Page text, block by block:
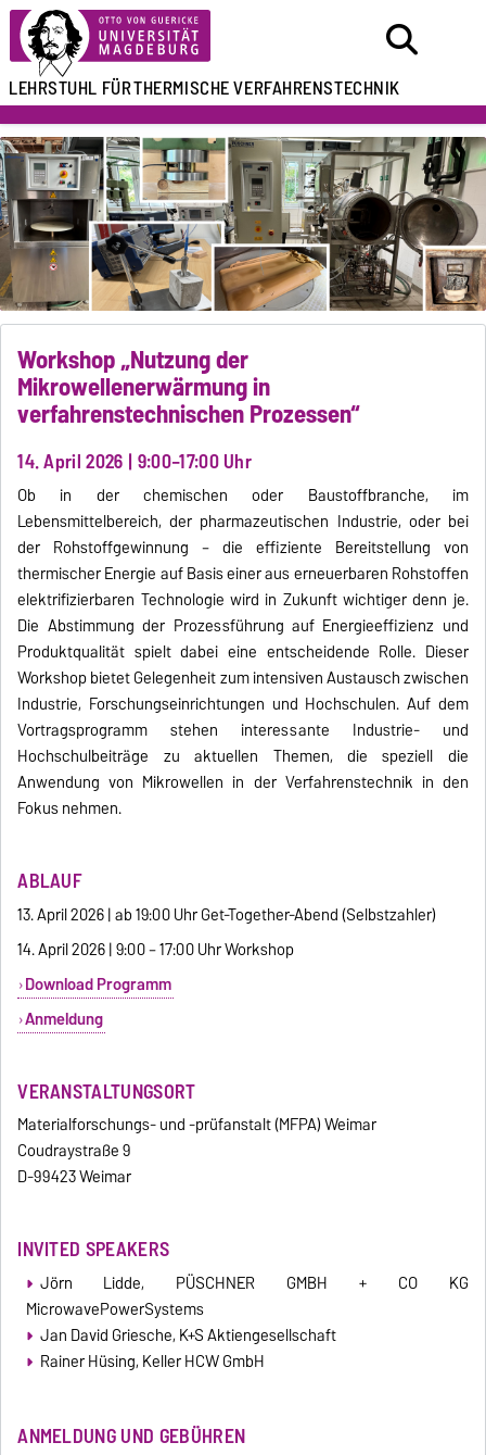
LEHRSTUHL FÜRTHERMISCHE VERFAHRENSTECHNIK
Workshop „Nutzung der
Mikrowellenerwärmung in
verfahrenstechnischen Prozessen“
14. April 2026 | 9:00–17:00 Uhr
Ob in der chemischen oder Baustoffbranche, im
Lebensmittelbereich, der pharmazeutischen Industrie, oder bei
der Rohstoffgewinnung – die effiziente Bereitstellung von
thermischer Energie auf Basis einer aus erneuerbaren Rohstoffen
elektrifizierbaren Technologie wird in Zukunft wichtiger denn je.
Die Abstimmung der Prozessführung auf Energieeffizienz und
Produktqualität spielt dabei eine entscheidende Rolle. Dieser
Workshop bietet Gelegenheit zum intensiven Austausch zwischen
Industrie, Forschungseinrichtungen und Hochschulen. Auf dem
Vortragsprogramm stehen interessante Industrie- und
Hochschulbeiträge zu aktuellen Themen, die speziell die
Anwendung von Mikrowellen in der Verfahrenstechnik in den
Fokus nehmen.
ABLAUF
13. April 2026 | ab 19:00 Uhr Get-Together-Abend (Selbstzahler)
14. April 2026 | 9:00 – 17:00 Uhr Workshop
Download Programm
Anmeldung
VERANSTALTUNGSORT
Materialforschungs- und -prüfanstalt (MFPA) Weimar
Coudraystraße 9
D-99423 Weimar
INVITED SPEAKERS
Jörn Lidde, PÜSCHNER GMBH + CO KG
MicrowavePowerSystems
Jan David Griesche, K+S Aktiengesellschaft
Rainer Hüsing, Keller HCW GmbH
ANMELDUNG UND GEBÜHREN